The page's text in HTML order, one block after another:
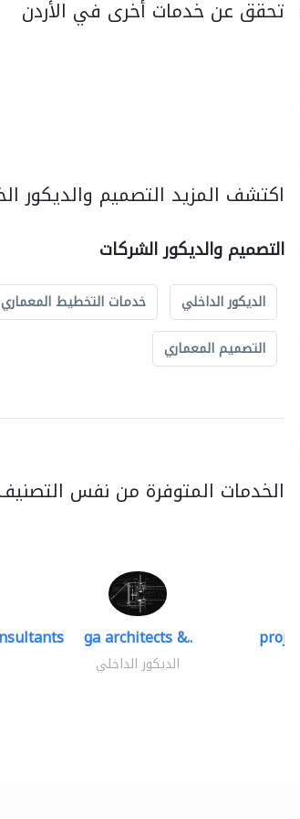
تحقق عن خدمات أخرى في الأردن
اكتشف المزيد التصميم والديكور
التصميم والديكور الشركات
الديكور الداخلي خدمات التخطيط المعماري
التصميم المعماري
الخدمات المتوفرة من نفس
ga architects &..
الديكور الداخلي